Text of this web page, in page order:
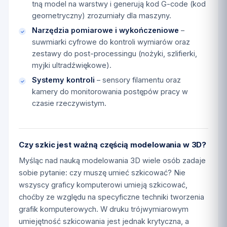
tną model na warstwy i generują kod G-code (kod
geometryczny) zrozumiały dla maszyny.
Narzędzia pomiarowe i wykończeniowe –
suwmiarki cyfrowe do kontroli wymiarów oraz
zestawy do post-processingu (nożyki, szlifierki,
myjki ultradźwiękowe).
Systemy kontroli – sensory filamentu oraz
kamery do monitorowania postępów pracy w
czasie rzeczywistym.
Czy szkic jest ważną częścią modelowania w 3D?
Myśląc nad nauką modelowania 3D wiele osób zadaje
sobie pytanie: czy muszę umieć szkicować? Nie
wszyscy graficy komputerowi umieją szkicować,
choćby ze względu na specyficzne techniki tworzenia
grafik komputerowych. W druku trójwymiarowym
umiejętność szkicowania jest jednak krytyczna, a